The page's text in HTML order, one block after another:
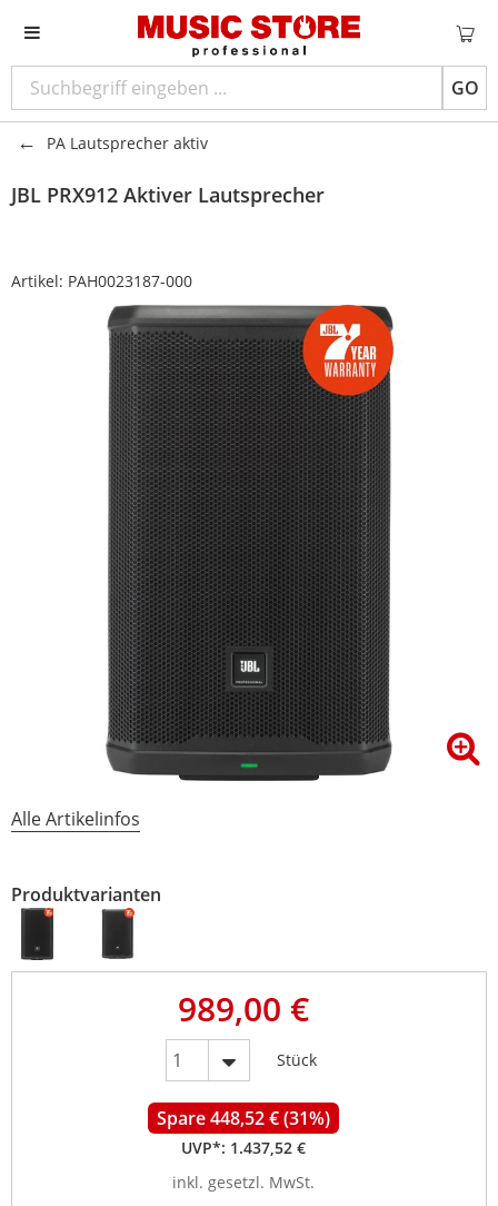
GO
PA Lautsprecher aktiv
JBL PRX912 Aktiver Lautsprecher
Artikel: PAH0023187-000
Alle Artikelinfos
Produktvarianten
989,00 €
Stück
Spare 448,52 € (31%)
UVP*: 1.437,52 €
inkl. gesetzl. MwSt.